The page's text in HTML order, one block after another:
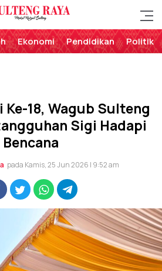
Sulteng Raya
Rakyat Sulteng
Ekonomi Pendidikan Politik
18, Wagub Sulteng
Sigi Hadapi
Bencana
pada Kamis, 25 Jun 2026 | 9:52 am